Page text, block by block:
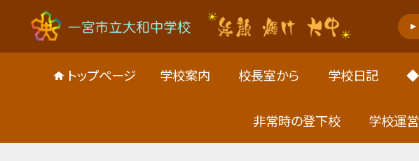
トップページ 学校案内 校長室から 学校日記 ◆
非常時の登下校 学校運